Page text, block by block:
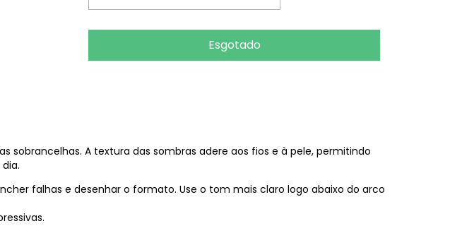
A textura das sombras adere aos fios e à pele, permitindo
falhas e desenhar o formato. Use o tom mais claro logo abaixo do arco